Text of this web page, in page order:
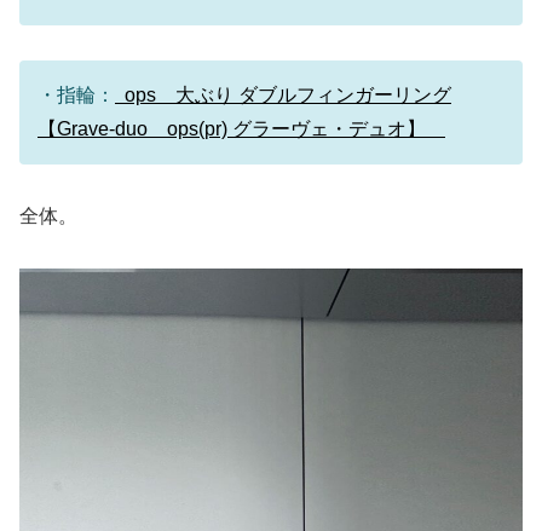
・指輪：
ops 大ぶり ダブルフィンガーリング
【Grave-duo ops(pr) グラーヴェ・デュオ】
全体。